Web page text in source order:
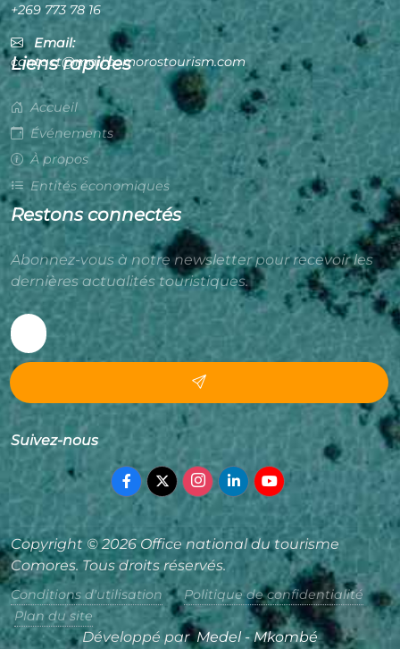
+269 773 78 16
Email:
contact@mail.comorostourism.com
Liens rapides
Accueil
Événements
À propos
Entités économiques
Restons connectés
Abonnez-vous à notre newsletter pour recevoir les
dernières actualités touristiques.
Suivez-nous
Copyright © 2026 Office national du tourisme
Comores. Tous droits réservés.
Conditions d'utilisation
Politique de confidentialité
Plan du site
Développé par Medel - Mkombé